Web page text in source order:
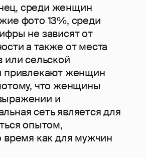
среди женщин
фото 13%, среди
не зависят от
а также от места
или сельской
привлекают женщин
что женщины
и
сеть является для
опытом,
время как для мужчин